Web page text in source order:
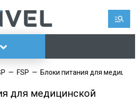
— FSP — Блоки питания для
для медицинской